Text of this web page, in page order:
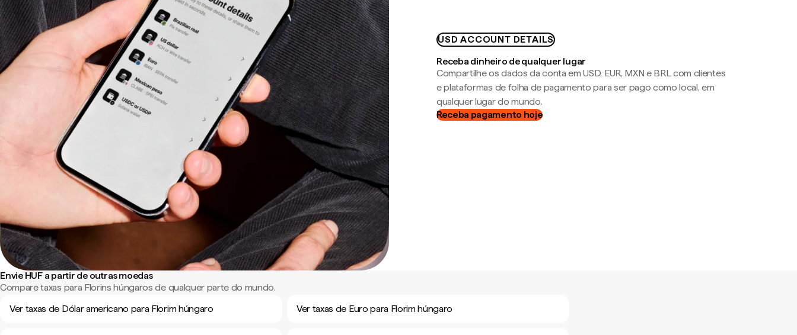
USD ACCOUNT DETAILS
Receba dinheiro de qualquer lugar
Compartilhe os dados da conta em USD, EUR, MXN e BRL com clientes
e plataformas de folha de pagamento para ser pago como local, em
qualquer lugar do mundo.
Receba pagamento hoje
Envie HUF a partir de outras moedas
Compare taxas para Florins húngaros de qualquer parte do mundo.
Ver taxas de Dólar americano para Florim húngaro
Ver taxas de Euro para Florim húngaro